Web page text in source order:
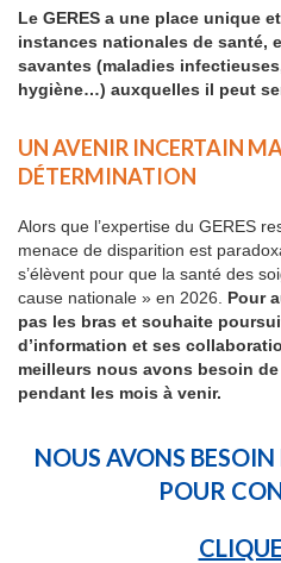
Le GERES a une place unique
instances nationales de santé,
savantes (maladies
hygiène…) auxquelles il peut
UN AVENIR INCERTAIN
DÉTERMINATION
Alors que l’expertise du GERES
menace de disparition est
s’élèvent pour que la santé des
cause nationale » en 2026. Pour
pas les bras et souhaite
d’information et ses
meilleurs nous avons besoin
pendant les mois à venir.
NOUS AVONS
POUR